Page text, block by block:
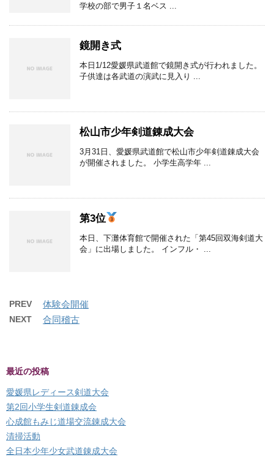
学校の部で男子１名ベス ...
鏡開き式
本日1/12愛媛県武道館で鏡開き式が行われました。
子供達は各武道の演武に見入り ...
松山市少年剣道錬成大会
3月31日、愛媛県武道館で松山市少年剣道錬成大会
が開催されました。 小学生高学年 ...
第3位
本日、下灘体育館で開催された「第45回双海剣道大
会」に出場しました。 インフル・ ...
PREV 体験会開催
NEXT 合同稽古
最近の投稿
愛媛県レディース剣道大会
第2回小学生剣道錬成会
心成館もみじ道場交流錬成大会
清掃活動
全日本少年少女武道錬成大会